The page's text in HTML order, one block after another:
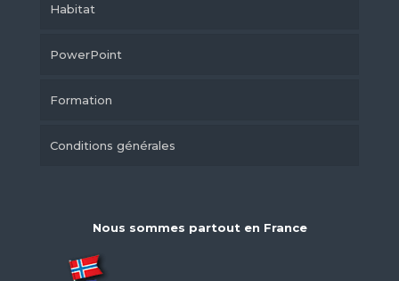
Habitat
PowerPoint
Formation
Conditions générales
Nous sommes partout en France